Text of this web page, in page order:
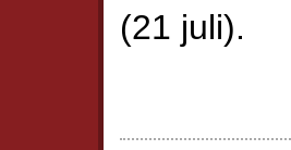
(21 juli).